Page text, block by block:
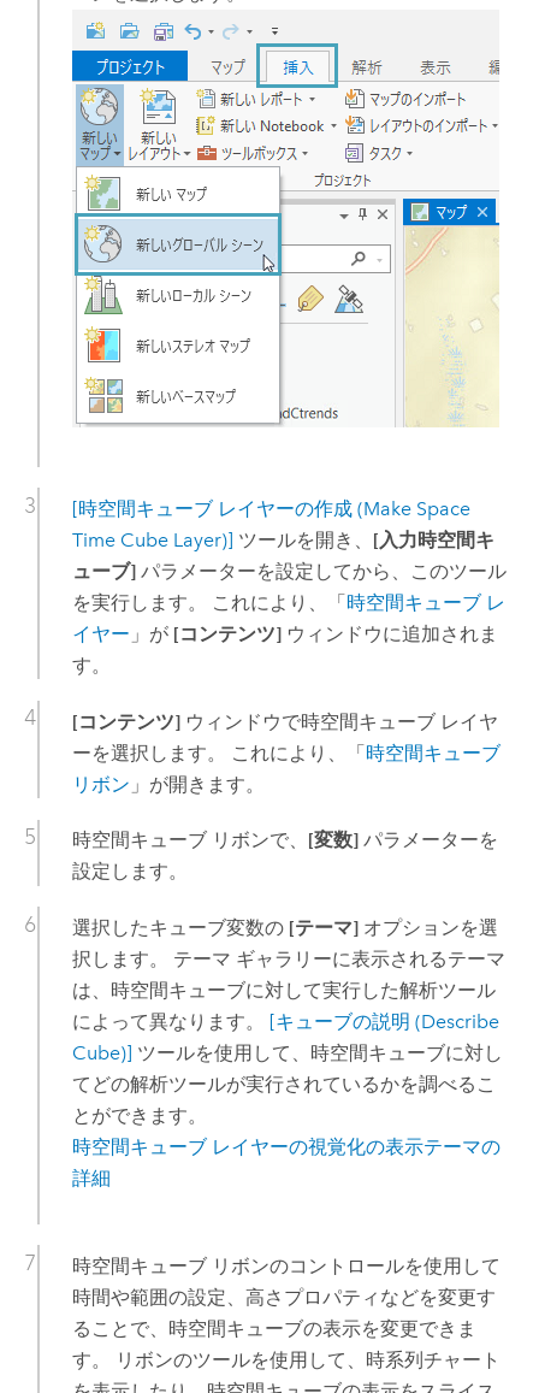
[時空間キューブ レイヤーの作成 (Make Space
Time Cube Layer)] ツールを開き、 [入力時空間キ
ューブ]パラメーターを設定してから、このツール
を実行します。 これにより、「時空間キューブ レ
イヤー 」が [コンテンツ]ウィンドウに追加されま
す。
[コンテンツ]ウィンドウで時空間キューブ レイヤ
ーを選択します。 これにより、「時空間キューブ
リボン 」が開きます。
時空間キューブ リボンで、 [変数]パラメーターを
設定します。
選択したキューブ変数の [テーマ]オプションを選
択します。 テーマ ギャラリーに表示されるテーマ
は、時空間キューブに対して実行した解析ツール
によって異なります。 [キューブの説明 (Describe
Cube)] ツールを使用して、時空間キューブに対し
てどの解析ツールが実行されているかを調べるこ
とができます。
時空間キューブ レイヤーの視覚化の表示テーマの
詳細
時空間キューブ リボンのコントロールを使用して
時間や範囲の設定、高さプロパティなどを変更す
ることで、時空間キューブの表示を変更できま
す。 リボンのツールを使用して、時系列チャート